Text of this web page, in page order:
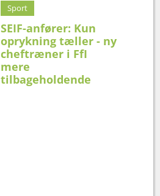
Sport
SEIF-anfører: Kun
oprykning tæller - ny
cheftræner i FfI
mere
tilbageholdende